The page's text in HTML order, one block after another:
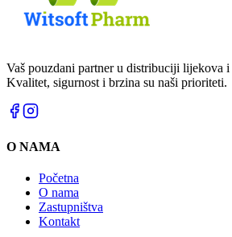
Vaš pouzdani partner u distribuciji lijekova i
Kvalitet, sigurnost i brzina su naši prioriteti.
O NAMA
Početna
O nama
Zastupništva
Kontakt